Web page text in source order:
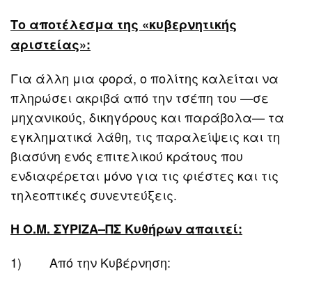
Το αποτέλεσμα της «κυβερνητικής
αριστείας»:
Για άλλη μια φορά, ο πολίτης καλείται να
πληρώσει ακριβά από την τσέπη του —σε
μηχανικούς, δικηγόρους και παράβολα— τα
εγκληματικά λάθη, τις παραλείψεις και τη
βιασύνη ενός επιτελικού κράτους που
ενδιαφέρεται μόνο για τις φιέστες και τις
τηλεοπτικές συνεντεύξεις.
Η Ο.Μ. ΣΥΡΙΖΑ–ΠΣ Κυθήρων απαιτεί:
1) Από την Κυβέρνηση: